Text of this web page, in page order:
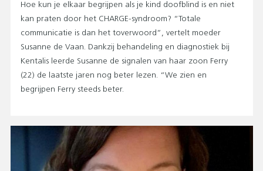
Hoe kun je elkaar begrijpen als je kind doofblind is en niet
kan praten door het CHARGE-syndroom? “Totale
communicatie is dan het toverwoord”, vertelt moeder
Susanne de Vaan. Dankzij behandeling en diagnostiek bij
Kentalis leerde Susanne de signalen van haar zoon Ferry
(22) de laatste jaren nog beter lezen. “We zien en
begrijpen Ferry steeds beter.